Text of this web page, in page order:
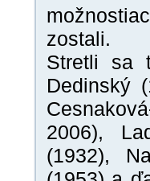
zostali.
Stretli sa
Dedinský
2006),
(1932),